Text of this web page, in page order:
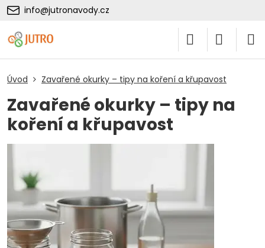
info@jutronavody.cz
Úvod Zavařené okurky – tipy na koření a křupavost
Zavařené okurky – tipy na
koření a křupavost